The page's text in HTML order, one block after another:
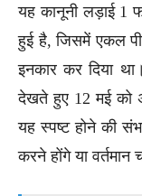
यह कानूनी लड़ाई
हुई है, जिसमें एकल
इनकार कर दिया
देखते हुए 12 मई को
यह स्पष्ट होने की
करने होंगे या वर्तमान